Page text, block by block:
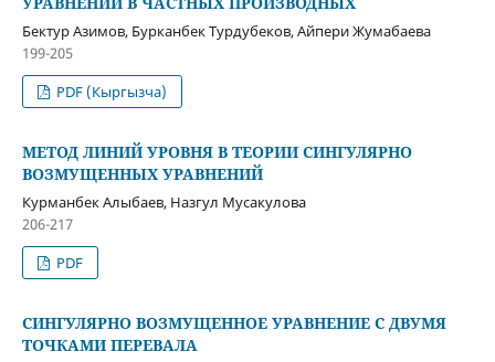
Бектур Азимов, Бурканбек Турдубеков, Айпери Жумабаева
199-205
PDF (Кыргызча)
МЕТОД ЛИНИЙ УРОВНЯ В ТЕОРИИ СИНГУЛЯРНО
ВОЗМУЩЕННЫХ УРАВНЕНИЙ
Курманбек Алыбаев, Назгул Мусакулова
206-217
PDF
СИНГУЛЯРНО ВОЗМУЩЕННОЕ УРАВНЕНИЕ С ДВУМЯ
ТОЧКАМИ ПЕРЕВАЛА